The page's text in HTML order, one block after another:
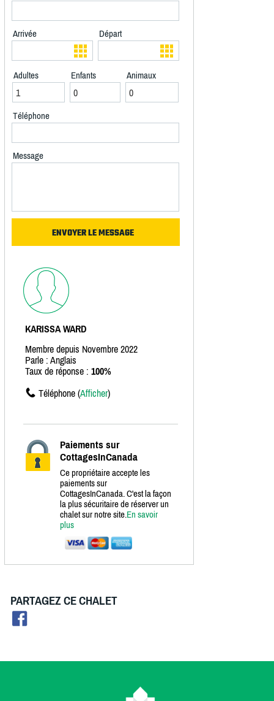
Arrivée Départ
Adultes Enfants Animaux
Téléphone
Message
KARISSA WARD
Membre depuis Novembre 2022
Parle : Anglais
Taux de réponse : 100%
Téléphone (Afficher)
Paiements sur
CottagesInCanada
Ce propriétaire accepte les
paiements sur
CottagesInCanada. C'est la façon
la plus sécuritaire de réserver un
chalet sur notre site.En savoir
plus
PARTAGEZ CE CHALET